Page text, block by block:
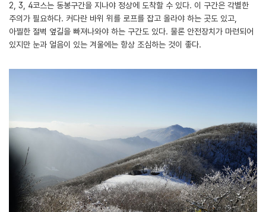
2, 3, 4코스는 동봉구간을 지나야 정상에 도착할 수 있다. 이 구간은 각별한
주의가 필요하다. 커다란 바위 위를 로프를 잡고 올라야 하는 곳도 있고,
아찔한 절벽 옆길을 빠져나와야 하는 구간도 있다. 물론 안전장치가 마련되어
있지만 눈과 얼음이 있는 겨울에는 항상 조심하는 것이 좋다.